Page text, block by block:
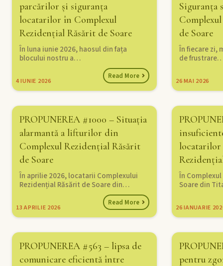
parcărilor și siguranța
locatarilor în Complexul
Rezidențial Răsărit de Soare
4 IUNIE 2026
În luna iunie 2026, haosul din fața
blocului nostru a…
Read More
Siguranța
de Soare
26MAI 2026
În fiecare zi,
de
PROPUNEREA #1000 – Situația
alarmantă a lifturilor din
Complexul Rezidențial Răsărit
de Soare
13 APRILIE 2026
În aprilie 2026, locatarii Complexului
Rezidențial Răsărit de Soare din…
Read More
26IANUARIE
În
Soare din
PROPUNEREA #563 – lipsa de
comunicare eficientă între
pentru